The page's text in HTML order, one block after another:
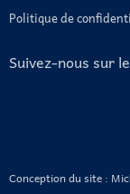
Politique de
Suivez-nous sur
Conception du site :